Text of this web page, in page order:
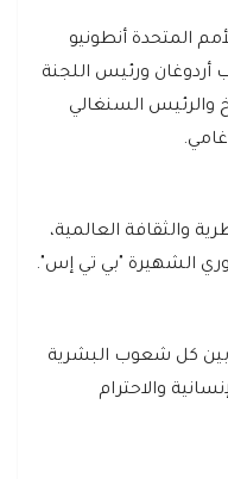
المتحدة أنطونيو
ورئيس اللجنة
والرئيس السنغالي
والثقافة العالمية،
الشهيرة "بي تي إس".
بين كل شعوب البشرية
والاحترام